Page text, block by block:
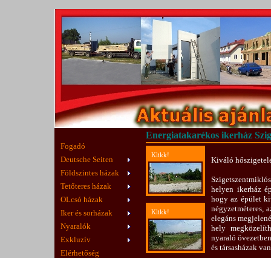
Fogadó
Deutsche Seiten
Földszintes házak
Tetőteres házak
OLcsó házak
Iker és sorházak
Nyaralók
Exkluzív
Elérhetőség
Energiatakarékos ikerház
Klikk!
Kiváló
helyen ikerház
hogy az épület
négyzetméteres,
elegáns
hely
nyaraló
és társasházak
Klikk!